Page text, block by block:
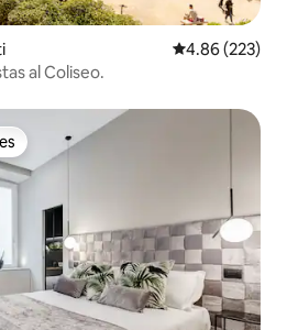
Calificación
4.86 (223)
al Coliseo.